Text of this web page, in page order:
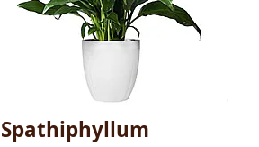
Spathiphyllum